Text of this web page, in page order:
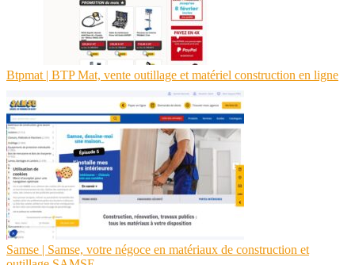
Btpmat | BTP Mat, vente outillage et matériel construction en ligne
Samse | Samse, votre négoce en matériaux de construction et